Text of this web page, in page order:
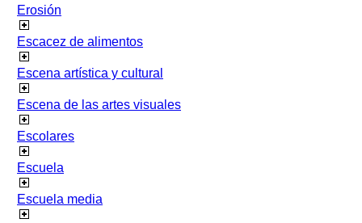
Erosión
Escacez de alimentos
Escena artística y cultural
Escena de las artes visuales
Escolares
Escuela
Escuela media